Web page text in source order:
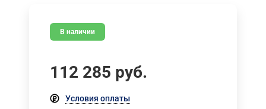
В наличии
112 285 руб.
Условия оплаты